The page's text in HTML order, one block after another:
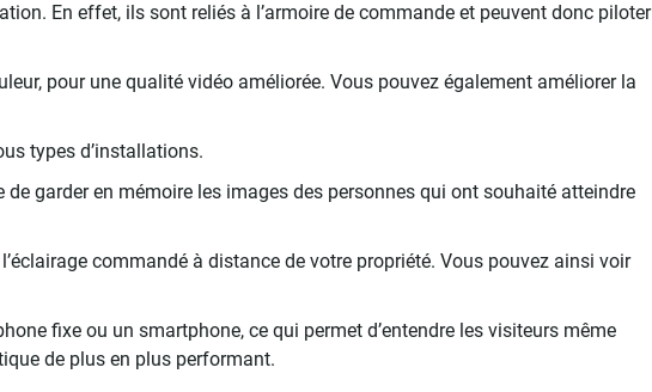
En effet, ils sont reliés à l’armoire de commande et peuvent donc piloter
pour une qualité vidéo améliorée. Vous pouvez également améliorer la
types d’installations.
garder en mémoire les images des personnes qui ont souhaité atteindre
commandé à distance de votre propriété. Vous pouvez ainsi voir
fixe ou un smartphone, ce qui permet d’entendre les visiteurs même
de plus en plus performant.